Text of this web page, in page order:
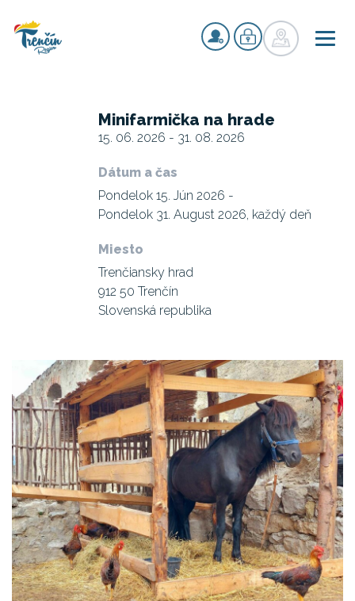
Minifarmička na hrade
15. 06. 2026 - 31. 08. 2026
Dátum a čas
Pondelok 15. Jún 2026 -
Pondelok 31. August 2026, každý deň
Miesto
Trenčiansky hrad
912 50 Trenčín
Slovenská republika